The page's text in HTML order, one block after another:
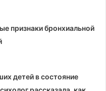
признаки бронхиальной
детей в состояние